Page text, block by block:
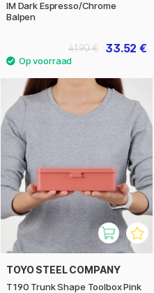
IM Dark Espresso/Chrome
Balpen
33.52 €
41.90 €
TOYO STEEL COMPANY
T190 Trunk Shape Toolbox Pink